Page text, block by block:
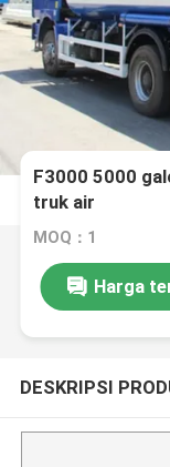
F3000 5000
truk air
MOQ：1
Harga
DESKRIPSI